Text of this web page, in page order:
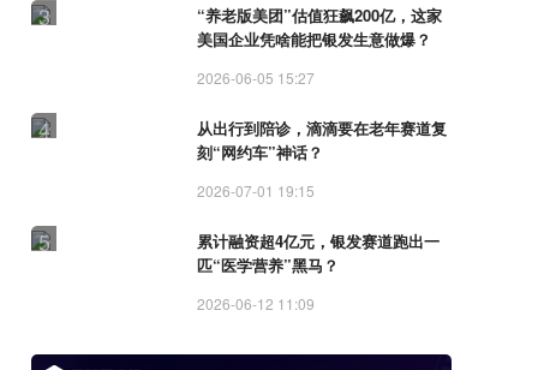
3
“养老版美团”估值狂飙200亿，这家
美国企业凭啥能把银发生意做爆？
2026-06-05 15:27
4
从出行到陪诊，滴滴要在老年赛道复
刻“网约车”神话？
2026-07-01 19:15
5
累计融资超4亿元，银发赛道跑出一
匹“医学营养”黑马？
2026-06-12 11:09